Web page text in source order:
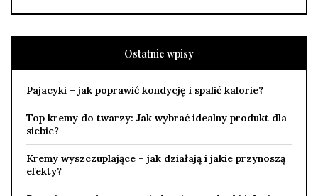
Ostatnie wpisy
Pajacyki – jak poprawić kondycję i spalić kalorie?
Top kremy do twarzy: Jak wybrać idealny produkt dla
siebie?
Kremy wyszczuplające – jak działają i jakie przynoszą
efekty?